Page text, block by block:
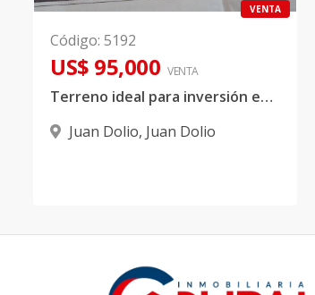
VENTA
Código: 5192
US$ 95,000 VENTA
Terreno ideal para inversión en Juan Dolio
Juan Dolio, Juan Dolio